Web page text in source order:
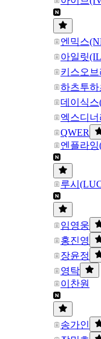
엔믹스
아일릿
키스오
하츠투하
데이식
엑스디너
QWER
엔플라
루시
임영웅
홍진영
장윤정
영탁
이찬원
송가인